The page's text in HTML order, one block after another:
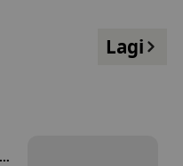
Lagi